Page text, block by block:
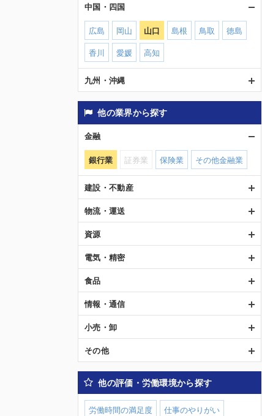
中国・四国
広島 岡山 山口 島根 鳥取
徳島
香川
愛媛 高知
九州・沖縄
他の業界から探す
金融
銀行業 証券業 保険業 その他金融業
建設・不動産
物流・運送
資源
電気・精密
食品
情報・通信
小売・卸
その他
他の評価・労働環境から探す
労働時間の満足度
仕事のやりがい